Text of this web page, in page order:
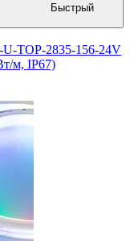
Быстрый
TOP-2835-156-24V
м, IP67)